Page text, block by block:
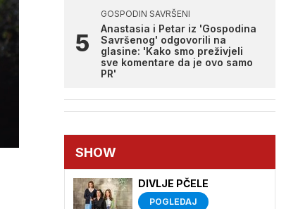
GOSPODIN SAVRŠENI
Anastasia i Petar iz 'Gospodina
Savršenog' odgovorili na
glasine: 'Kako smo preživjeli
sve komentare da je ovo samo
PR'
SHOW
DIVLJE PČELE
POGLEDAJ